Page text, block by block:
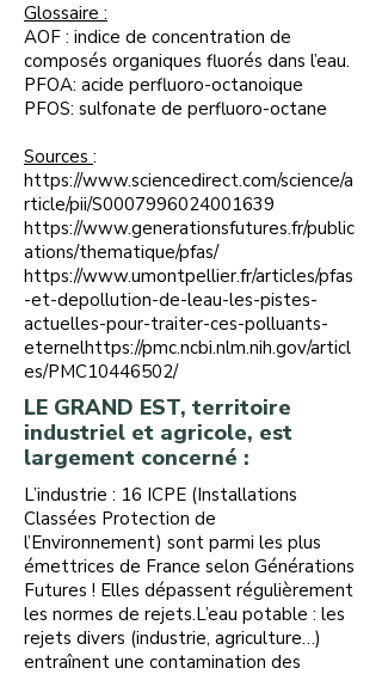
Glossaire :
AOF : indice de concentration de
composés organiques fluorés dans l’eau.
PFOA: acide perfluoro-octanoique
PFOS: sulfonate de perfluoro-octane
Sources :
https://www.sciencedirect.com/science/a
rticle/pii/S0007996024001639
https://www.generationsfutures.fr/public
ations/thematique/pfas/
https://www.umontpellier.fr/articles/pfas
-et-depollution-de-leau-les-pistes-
actuelles-pour-traiter-ces-polluants-
eternelhttps://pmc.ncbi.nlm.nih.gov/articl
es/PMC10446502/
LE GRAND EST, territoire
industriel et agricole, est
largement concerné :
L’industrie : 16 ICPE (Installations
Classées Protection de
l’Environnement) sont parmi les plus
émettrices de France selon Générations
Futures ! Elles dépassent régulièrement
les normes de rejets.L’eau potable : les
rejets divers (industrie, agriculture…)
entraînent une contamination des